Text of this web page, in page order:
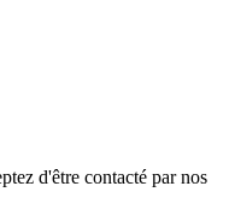
d'être contacté par nos